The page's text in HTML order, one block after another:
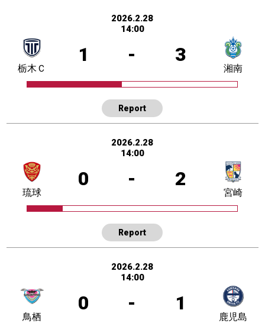
2026.2.28
14:00
1 - 3
栃木Ｃ 湘南
Report
2026.2.28
14:00
0 - 2
琉球 宮崎
Report
2026.2.28
14:00
0 - 1
鳥栖 鹿児島